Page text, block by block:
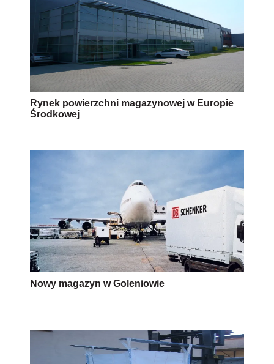
Rynek powierzchni magazynowej w Europie
Środkowej
Nowy magazyn w Goleniowie